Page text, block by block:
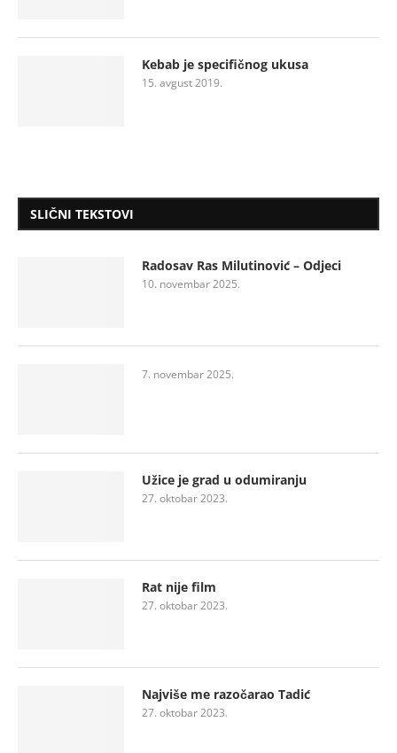
Kebab je specifičnog ukusa
15. avgust 2019.
SLIČNI TEKSTOVI
Radosav Ras Milutinović – Odjeci
10. novembar 2025.
7. novembar 2025.
Užice je grad u odumiranju
27. oktobar 2023.
Rat nije film
27. oktobar 2023.
Najviše me razočarao Tadić
27. oktobar 2023.